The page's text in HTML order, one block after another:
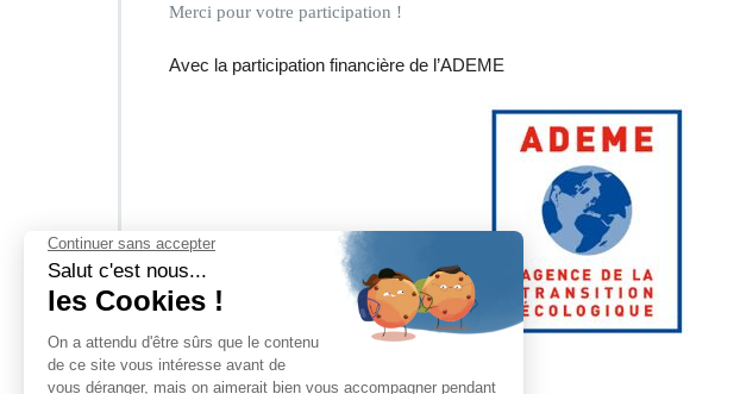
Merci pour votre participation !
Avec la participation financière de l’ADEME